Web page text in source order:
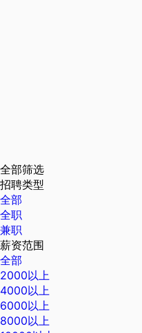
全部筛选
招聘类型
全部
全职
兼职
薪资范围
全部
2000以上
4000以上
6000以上
8000以上